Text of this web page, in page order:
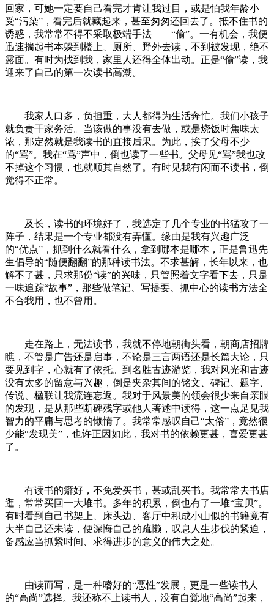
回家，可她一定要自己看完才肯让我过目，或是怕我年龄小
受“污染”，看完后就藏起来，甚至匆匆还回去了。抵不住书的
诱惑，我常常不得不采取极端手法——“偷”。一有机会，我便
迅速揣起书本躲到楼上、厕所、野外去读，不到被发现，绝不
露面。有时为找到我，家里人还得全体出动。正是“偷”读，我
迎来了自己的第一次读书高潮。
我家人口多，负担重，大人都得为生活奔忙。我们小孩子
就负责干家务活。当该做的事没有去做，或是烧饭时焦味太
浓，那定然就是我读书的直接后果。为此，挨了父母不少
的“骂”。我在“骂”声中，倒也读了一些书。父母见“骂”我也改
不掉这个习惯，也就顺其自然了。有时见我有闲而不读书，倒
觉得不正常。
及长，读书的环境好了，我选定了几个专业的书猛攻了一
阵子，结果是一个专业都没有弄懂。缘由是我有兴趣广泛
的“优点”，抓到什么就看什么，拿到哪本是哪本，正是鲁迅先
生倡导的“随便翻翻”的那种读书法。不求甚解，长年以来，也
解不了甚，只求那份“读”的兴味，只管照着文字看下去，只是
一味追踪“故事”，那些做笔记、写提要、抓中心的读书方法全
不合我用，也不曾用。
走在路上，无法读书，我就不停地朝街头看，朝商店招牌
瞧，不管是广告还是启事，不论是三言两语还是长篇大论，只
要见到字，心就有了依托。到名胜古迹游览，我对风光和古迹
没有太多的留意与兴趣，倒是夹杂其间的铭文、碑记、题字、
传说、楹联让我流连忘返。我对于风景美的领会很少来自亲眼
的发现，是从那些断碑残字或他人著述中读得，这一点足见我
智力的平庸与思考的懒惰了。我常常感叹自己“太俗”，竟然很
少能“发现美”，也许正因如此，我对书的依赖更甚，喜爱更甚
了。
有读书的癖好，不免爱买书，甚或乱买书。我常常去书店
逛，常常买回一大堆书。多年的积累，倒也有了一堆“宝贝”。
有时看到自己书架上、床头边、客厅中积成小山似的书籍竟有
大半自己还未读，便深悔自己的疏懒，叹息人生步伐的紧迫，
备感应当抓紧时间、求得进步的意义的伟大之处。
由读而写，是一种嗜好的“恶性”发展，更是一些读书人
的“高尚”选择。我还称不上读书人，没有自觉地“高尚”起来，